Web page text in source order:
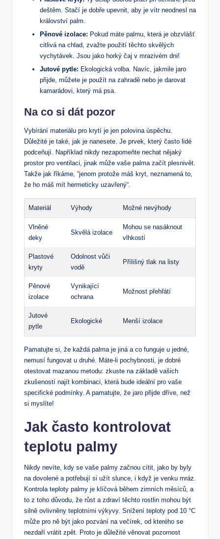
deštěm. Stačí ⁣je dobře upevnit, aby je vítr neodnesl na
království palm.
Pěnové izolace: Pokud máte palmu, která je obzvlášť
citlivá na chlad,‍ zvažte použití těchto skvělých‍
vychytávek. ​Jsou jako⁢ horký čaj v mrazivém dni!
Jutové pytle: Ekologická volba.⁤ Navíc, ​jakmile jaro
přijde, můžete je použít na‌ zahradě‍ nebo je darovat ​
kamarádovi, který má psa.
Na co si dát pozor
Vybírání materiálu pro‍ krytí ⁣je jen polovina úspěchu.
Důležité ‍je také, ‌jak ⁤je⁣ nanesete. Je prvek, který často lidé
podceňují. Například nikdy⁤ nezapomeňte nechat nějaký
prostor pro ⁤ventilaci, jinak může ‍vaše ‌palma ​začít plesnivět.
Takže jak říkáme, ​“jenom protože máš kryt, neznamená to,
že ho máš ‌mít hermeticky uzavřený“.
Materiál Výhody Možné nevýhody
Vlněné
deky
Skvělá ​izolace
Mohou se nasáknout
‌vlhkostí
Plastové
kryty
Odolnost vůči
vodě
Přílišný tlak na listy
Pěnové
izolace
Vynikající
ochrana
Možnost přehřátí
Jutové
pytle
Ekologické Menší izolace
Pamatujte si, že každá⁢ palma je jiná a co ​funguje u jedné,
nemusí fungovat⁤ u‍ druhé. Máte-li pochybnosti, je dobré
otestovat mazanou metodu: zkuste na základě vašich
zkušeností najít kombinaci, která bude‌ ideální pro vaše
specifické podmínky.​ A pamatujte, že jaro přijde dříve, než
si‌ myslíte!
Jak často kontrolovat
teplotu palmy
Nikdy ‍nevíte, ⁤kdy se vaše palmy začnou ‍cítit, jako by byly
na dovolené⁣ a potřebují si užít slunce,⁢ i když je ‍venku mráz.
Kontrola teploty ⁣palmy je ⁣klíčová během zimních měsíců, a ​
to z toho důvodu, že růst a‌ zdraví těchto‍ rostlin mohou být
silně ovlivněny ⁢teplotními výkyvy. Snížení teploty pod 10 °C
může pro ně být jako pozvání na⁣ večírek, od kterého se
nezdaří vrátit zpět. Proto ‍je důležité věnovat pozornost